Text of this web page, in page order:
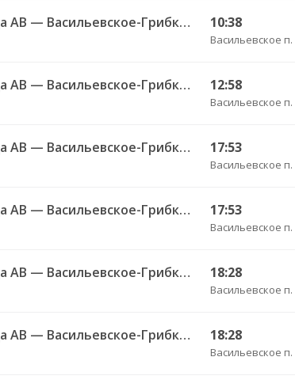
Вологда АВ — Васильевское-Грибково 420 10:38
Вологда АВ — Васильевское-Грибково 420 12:58
Вологда АВ — Васильевское-Грибково 420 17:53
Вологда АВ — Васильевское-Грибково 420 17:53
Вологда АВ — Васильевское-Грибково 420 18:28
Вологда АВ — Васильевское-Грибково 420 18:28